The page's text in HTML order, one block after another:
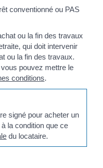
conventionné ou PAS
ou la fin des travaux
qui doit intervenir
ou la fin des travaux.
pouvez mettre le
conditions.
signé pour acheter un
la condition que ce
du locataire.